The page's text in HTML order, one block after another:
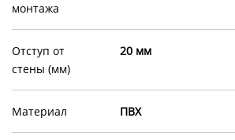
монтажа
Отступ от
стены (мм)
20 мм
Материал ПВХ